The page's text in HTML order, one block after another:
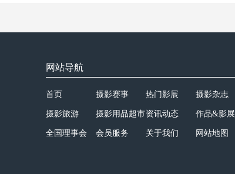
网站导航
首页 摄影赛事 热门影展 摄影杂志
摄影旅游 摄影用品超市资讯动态 作品&影展
全国理事会 会员服务 关于我们 网站地图